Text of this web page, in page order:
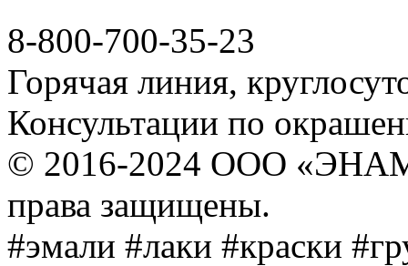
8-800-700-35-23
Горячая линия,
Консультации по
© 2016-2024 ООО
права защищены.
#эмали #лаки #краски